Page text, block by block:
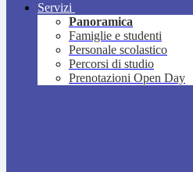
Servizi
Panoramica
Famiglie e studenti
Personale scolastico
Percorsi di studio
Prenotazioni Open Day